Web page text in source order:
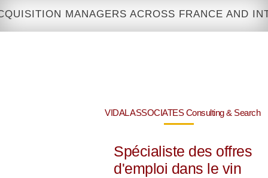
MANAGERS ACROSS FRANCE AND
VIDAL ASSOCIATES Consulting & Search
Spécialiste des offres
d'emploi dans le vin